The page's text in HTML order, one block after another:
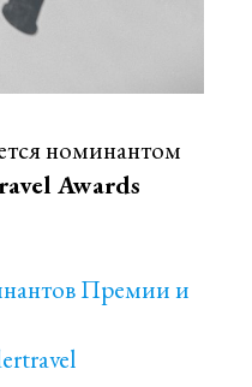
номинантом
Awards
Премии и